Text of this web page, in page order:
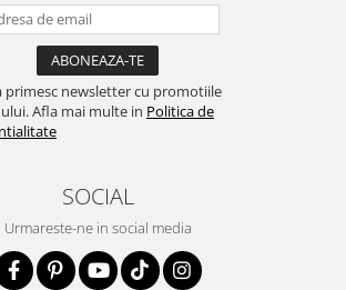
primesc newsletter cu promotiile
Afla mai multe in Politica de
SOCIAL
Urmareste-ne in social media